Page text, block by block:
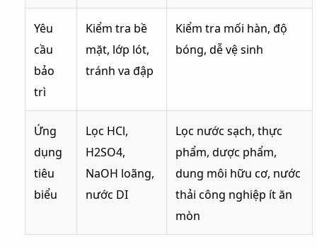
Yêu
cầu
bảo
trì
Kiểm tra bề
mặt, lớp lót,
tránh va đập
Kiểm tra mối hàn, độ
bóng, dễ vệ sinh
Ứng
dụng
tiêu
biểu
Lọc HCl,
H2SO4,
NaOH loãng,
nước DI
Lọc nước sạch, thực
phẩm, dược phẩm,
dung môi hữu cơ, nước
thải công nghiệp ít ăn
mòn